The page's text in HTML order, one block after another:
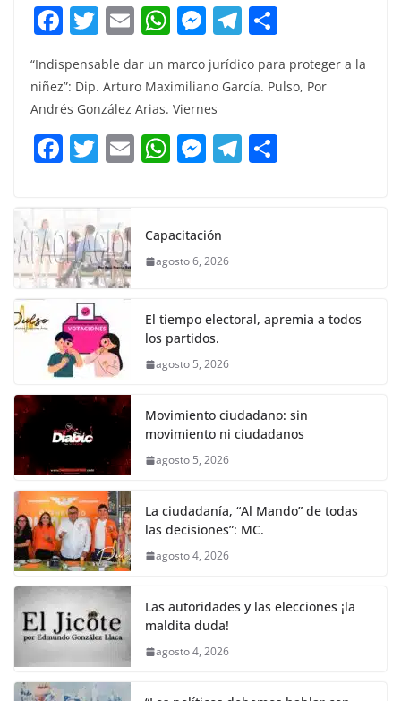
F
c
e
b
o
k
T
w
itt
er
E
ai
l
W
at
s
A
p
M
e
ss
e
n
g
T
e
a
m
m
“Indispensable dar un marco jurídico para proteger a la
niñez”: Dip. Arturo Maximiliano García. Pulso, Por
Andrés González Arias. Viernes
F
c
e
b
o
o
k
T
itt
er
E W
s
A
p
M
e
n
er
T
Capacitación
agosto 6, 2026
El tiempo electoral, apremia a todos
los partidos.
agosto 5, 2026
Movimiento ciudadano: sin
movimiento ni ciudadanos
agosto 5, 2026
La ciudadanía, “Al Mando” de todas
las decisiones”: MC.
agosto 4, 2026
Las autoridades y las elecciones ¡la
maldita duda!
agosto 4, 2026